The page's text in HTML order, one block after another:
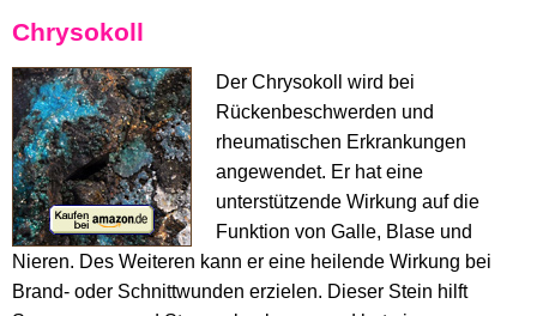
Chrysokoll
Der Chrysokoll wird bei
Rückenbeschwerden und
rheumatischen Erkrankungen
angewendet. Er hat eine
unterstützende Wirkung auf die
Funktion von Galle, Blase und
Nieren. Des Weiteren kann er eine heilende Wirkung bei
Brand- oder Schnittwunden erzielen. Dieser Stein hilft